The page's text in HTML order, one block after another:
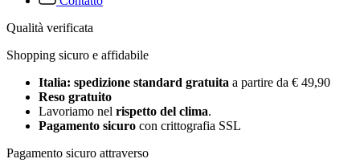
Qualità verificata
Shopping sicuro e affidabile
Italia: spedizione standard gratuita a partire da € 49,90
Reso gratuito
Lavoriamo nel rispetto del clima.
Pagamento sicuro con crittografia SSL
Pagamento sicuro attraverso